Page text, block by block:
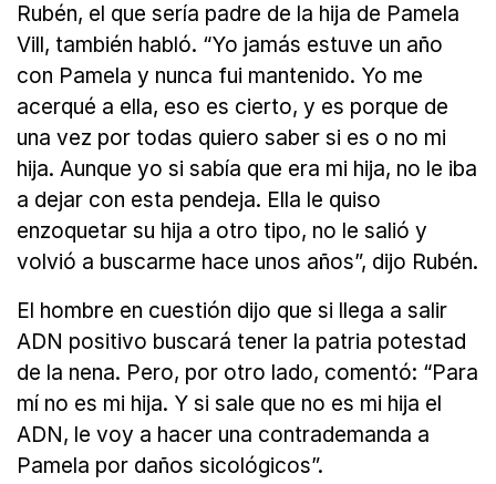
Rubén, el que sería padre de la hija de Pamela
Vill, también habló. “Yo jamás estuve un año
con Pamela y nunca fui mantenido. Yo me
acerqué a ella, eso es cierto, y es porque de
una vez por todas quiero saber si es o no mi
hija. Aunque yo si sabía que era mi hija, no le iba
a dejar con esta pendeja. Ella le quiso
enzoquetar su hija a otro tipo, no le salió y
volvió a buscarme hace unos años”, dijo Rubén.
El hombre en cuestión dijo que si llega a salir
ADN positivo buscará tener la patria potestad
de la nena. Pero, por otro lado, comentó: “Para
mí no es mi hija. Y si sale que no es mi hija el
ADN, le voy a hacer una contrademanda a
Pamela por daños sicológicos”.